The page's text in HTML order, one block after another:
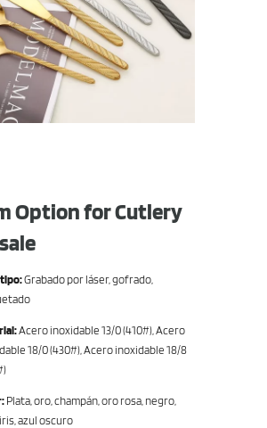
Option for Cutlery
Grabado por láser, gofrado,
Acero inoxidable 13/0 (410#), Acero
18/0 (430#), Acero inoxidable 18/8
Plata, oro, champán, oro rosa, negro,
azul oscuro